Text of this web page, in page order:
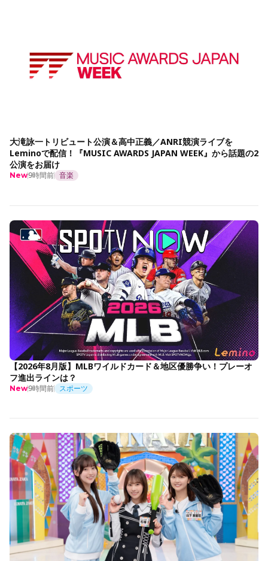
大滝詠一トリビュート公演＆高中正義／ANRI競演ライブを
Leminoで配信！『MUSIC AWARDS JAPAN WEEK』から話題の2
公演をお届け
New9時間前 音楽
【2026年8月版】MLBワイルドカード＆地区優勝争い！プレーオ
フ進出ラインは？
New9時間前 スポーツ